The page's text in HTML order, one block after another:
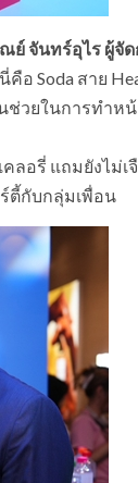
ย์ จันทร์อุไร ผู้จั
อ Soda สาย
ช่วยในการทำห
อรี่ แถมยังไม่เ
ตี้กับกลุ่มเพื่อน